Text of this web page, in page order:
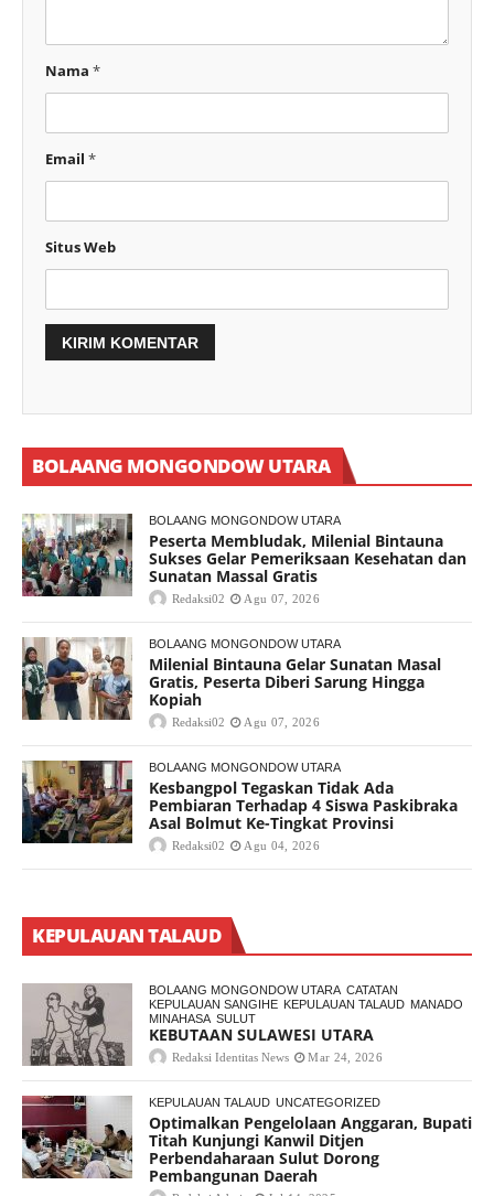
Nama *
Email *
Situs Web
BOLAANG MONGONDOW UTARA
BOLAANG MONGONDOW UTARA
Peserta Membludak, Milenial Bintauna
Sukses Gelar Pemeriksaan Kesehatan dan
Sunatan Massal Gratis
Redaksi02 Agu 07, 2026
BOLAANG MONGONDOW UTARA
Milenial Bintauna Gelar Sunatan Masal
Gratis, Peserta Diberi Sarung Hingga
Kopiah
Redaksi02 Agu 07, 2026
BOLAANG MONGONDOW UTARA
Kesbangpol Tegaskan Tidak Ada
Pembiaran Terhadap 4 Siswa Paskibraka
Asal Bolmut Ke-Tingkat Provinsi
Redaksi02 Agu 04, 2026
KEPULAUAN TALAUD
BOLAANG MONGONDOW UTARA CATATAN
KEPULAUAN SANGIHE KEPULAUAN TALAUD MANADO
MINAHASA SULUT
KEBUTAAN SULAWESI UTARA
Redaksi Identitas News Mar 24, 2026
KEPULAUAN TALAUD UNCATEGORIZED
Optimalkan Pengelolaan Anggaran, Bupati
Titah Kunjungi Kanwil Ditjen
Perbendaharaan Sulut Dorong
Pembangunan Daerah